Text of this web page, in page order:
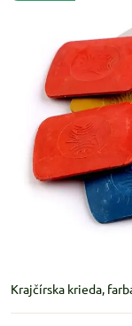
Krajčírska krieda,